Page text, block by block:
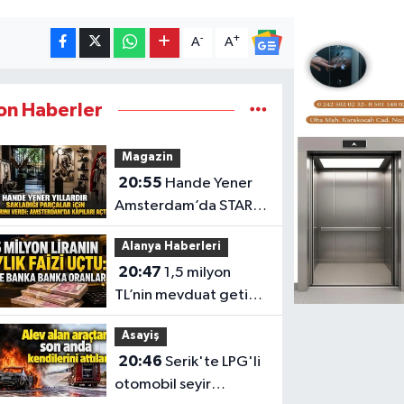
A- A+
Haberler
Magazin
20:55
Amsterdam’da STAR
Gene projesini hayata
geçirdi
Alanya Haberleri
20:47 1,5 milyon
TL’nin mevduat getirisi
değişti
Asayiş
20:46 Serik'te LPG'li
otomobil seyir